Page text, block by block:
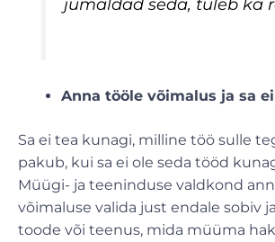
Anna tööle võimalus ja sa
Sa ei tea kunagi, milline töö sulle
pakub, kui sa ei ole seda tööd
Müügi- ja teeninduse valdkond
võimaluse valida just endale sobiv
toode või teenus, mida müüma